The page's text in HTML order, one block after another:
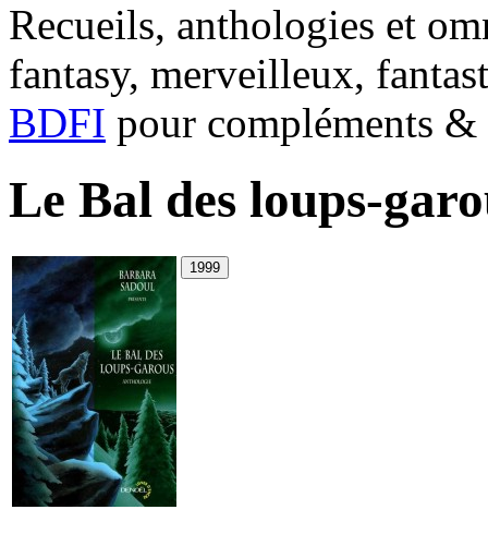
Recueils, anthologies et
fantasy, merveilleux,
BDFI pour compléments
Le Bal des loups-